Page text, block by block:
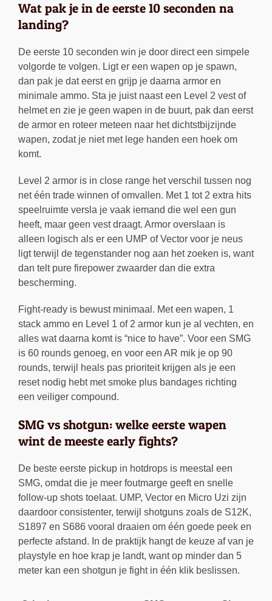
Wat pak je in de eerste 10 seconden na
landing?
De eerste 10 seconden win je door direct een simpele
volgorde te volgen. Ligt er een wapen op je spawn,
dan pak je dat eerst en grijp je daarna armor en
minimale ammo. Sta je juist naast een Level 2 vest of
helmet en zie je geen wapen in de buurt, pak dan eerst
de armor en roteer meteen naar het dichtstbijzijnde
wapen, zodat je niet met lege handen een hoek om
komt.
Level 2 armor is in close range het verschil tussen nog
net één trade winnen of omvallen. Met 1 tot 2 extra hits
speelruimte versla je vaak iemand die wel een gun
heeft, maar geen vest draagt. Armor overslaan is
alleen logisch als er een UMP of Vector voor je neus
ligt terwijl de tegenstander nog aan het zoeken is, want
dan telt pure firepower zwaarder dan die extra
bescherming.
Fight-ready is bewust minimaal. Met een wapen, 1
stack ammo en Level 1 of 2 armor kun je al vechten, en
alles wat daarna komt is “nice to have”. Voor een SMG
is 60 rounds genoeg, en voor een AR mik je op 90
rounds, terwijl heals pas prioriteit krijgen als je een
reset nodig hebt met smoke plus bandages richting
een veiliger compound.
SMG vs shotgun: welke eerste wapen
wint de meeste early fights?
De beste eerste pickup in hotdrops is meestal een
SMG, omdat die je meer foutmarge geeft en snelle
follow-up shots toelaat. UMP, Vector en Micro Uzi zijn
daardoor consistenter, terwijl shotguns zoals de S12K,
S1897 en S686 vooral draaien om één goede peek en
perfecte afstand. In de praktijk hangt de keuze af van je
playstyle en hoe krap je landt, want op minder dan 5
meter kan een shotgun je fight in één klik beslissen.